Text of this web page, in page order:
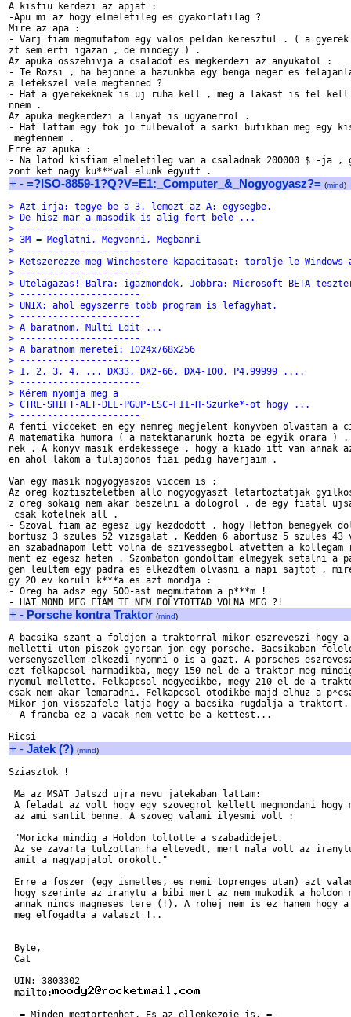
A kisfiu kerdezi az apjat :
-Apu mi az hogy elmeletileg es gyakorlatilag ?
Mire az apa :
- Varj fiam megmutatom egy valos peldan keresztul . ( a
zt sem erti igazan , de mindegy ) .
Az apuka osszehivja a csaladot es megkerdezi az anyukatol :
- Te Rozsi , ha bejonne a hazunkba egy benga neger es
a lefekszel vele megtenned ?
- Hat a gyerekeknek is uj ruha kell , meg a lakast is fel kell
nnem .
Az apuka megkerdezi a lanyat is ugyanerrol .
- Hat lattam egy tok jo fulbevalot a sarki butikban meg egy
megtennem .
Erre az apuka :
- Na latod kisfiam elmeletileg van a csaladnak 200000 $ -ja
+ - =?ISO-8859-1?Q?V=E1:_Computer_&_Nogyogyasz?= (mind)
> Azt irja: tegye be a 3. lemezt az A: egysegbe.
> De hisz mar a masodik is alig fert bele ...
> ----------------------
> 3M = Meglatni, Megvenni, Megbanni
> ----------------------
> Ketszerezze meg Winchestere kapacitasat: torolje le
> ----------------------
> Utelágazas! Balra: igazmondok, Jobbra: Microsoft BETA
> ----------------------
> UNIX: ahol egyszerre tobb program is lefagyhat.
> ----------------------
> A baratnom, Multi Edit ...
> ----------------------
> A baratnom meretei: 1024x768x256
> ----------------------
> 1, 2, 3, 4, ... DX33, DX2-66, DX4-100, P4.99999 ....
> ----------------------
> Kérem nyomja meg a
> CTRL-SHIFT-ALT-DEL-PGUP-ESC-F11-H-Szürke*-ot hogy ...
> ----------------------
A fenti vicceket en egy nemreg megjelent konyvben olvastam a
A matematika humora ( a matektanarunk hozta be egyik orara ) .
nek . A konyv masik erdekessege , hogy a kiado itt van annak
en ahol lakom a tulajdonos fiai pedig haverjaim .
Van egy masik nogyogyaszos viccem is :
Az oreg koztiszteletben allo nogyogyaszt letartoztatjak
z oreg sokaig nem akar beszelni a dologrol , de egy fiatal
csak kotelnek all .
- Szoval fiam az egesz ugy kezdodott , hogy Hetfon bemegyek
bortusz 3 szules 52 vizsgalat , Kedden 6 abortusz 5 szules
an szabadnapom lett volna de szivessegbol atvettem a
ment ez egesz heten . Szombaton gondoltam elmegyek setalni a
gen leultem egy padra es elkezdtem olvasni a napi sajtot , mire
gy 20 ev koruli k***a es azt mondja :
- Oreg ha adsz egy 500-ast megmutatom a p***m !
+ - Porsche kontra Traktor (mind)
A bacsika szant a foldjen a traktorral mikor eszreveszi hogy
melletti uton piszok gyorsan jon egy porsche. Bacsikaban
versenyszellem elkezdi nyomni o is a gazt. A porsches
ezt felkapcsol harmadikba, megy 150-nel de a traktor meg
nyomul mellette. Felkapcsol negyedikbe, megy 210-el de a
csak nem akar lemaradni. Felkapcsol otodikbe majd elhuz a
Mikor jon visszafele latja hogy a bacsika rugdalja a traktort.
- A francba ez a vacak nem vette be a kettest...
+ - Jatek (?) (mind)
Sziasztok !
Ma az MSAT Jatszd ujra nevu jatekaban lattam:
A feladat az volt hogy egy szovegrol kellett megmondani hogy
az ami santit benne. A szoveg valami ilyesmi volt :
"Moricka mindig a Holdon toltotte a szabadidejet.
Az se zavarta tulzottan ha eltevedt, mert nala volt az
amit a nagyapjatol orokolt."
Erre a foszer (egy ismetles, es nemi toprenges utan) azt
hogy szerinte az iranytu a bibi mert az nem mukodik a holdon
annak nincs magneses tere (!). A rohej nem is ez hanem hogy
meg elfogadta a valaszt !..
Byte,
Cat
UIN: 3803302
mailto: